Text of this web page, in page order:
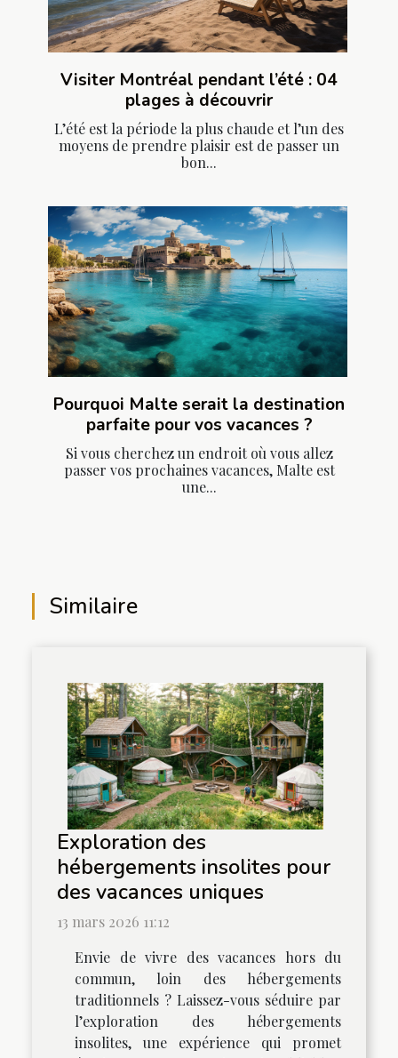
Visiter Montréal pendant l’été : 04
plages à découvrir
L’été est la période la plus chaude et l’un des
moyens de prendre plaisir est de passer un
bon...
Pourquoi Malte serait la destination
parfaite pour vos vacances ?
Si vous cherchez un endroit où vous allez
passer vos prochaines vacances, Malte est
une...
Similaire
Exploration des
hébergements insolites pour
des vacances uniques
13 mars 2026 11:12
Envie de vivre des vacances hors du
commun, loin des hébergements
traditionnels ? Laissez-vous séduire par
l’exploration des hébergements
insolites, une expérience qui promet